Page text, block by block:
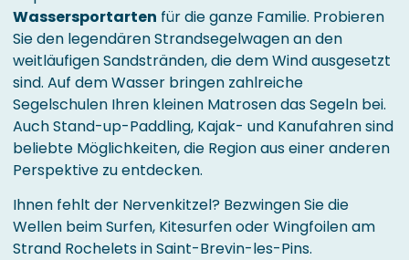
Wassersportarten für die ganze Familie. Probieren
Sie den legendären Strandsegelwagen an den
weitläufigen Sandstränden, die dem Wind ausgesetzt
sind. Auf dem Wasser bringen zahlreiche
Segelschulen Ihren kleinen Matrosen das Segeln bei.
Auch Stand-up-Paddling, Kajak- und Kanufahren sind
beliebte Möglichkeiten, die Region aus einer anderen
Perspektive zu entdecken.
Ihnen fehlt der Nervenkitzel? Bezwingen Sie die
Wellen beim Surfen, Kitesurfen oder Wingfoilen am
Strand Rochelets in Saint-Brevin-les-Pins.